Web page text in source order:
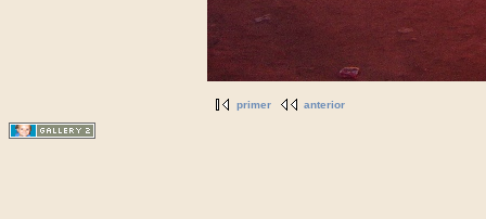
primer anterior